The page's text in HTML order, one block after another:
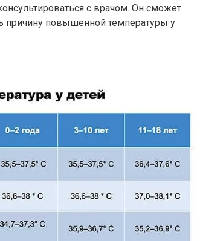
с врачом. Он сможет
причину повышенной температуры у